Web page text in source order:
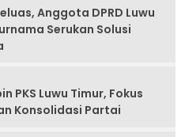
Anggota DPRD Luwu
Serukan Solusi
PKS Luwu Timur, Fokus
Konsolidasi Partai